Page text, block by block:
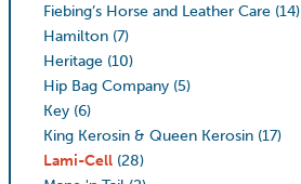
Fiebing’s Horse and Leather Care (14)
Hamilton (7)
Heritage (10)
Hip Bag Company (5)
Key (6)
King Kerosin & Queen Kerosin (17)
Lami-Cell (28)